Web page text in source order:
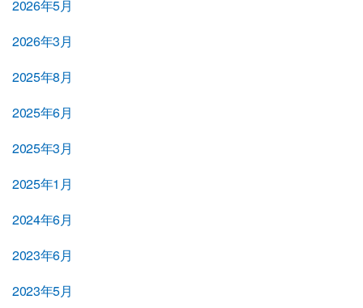
2026年5月
2026年3月
2025年8月
2025年6月
2025年3月
2025年1月
2024年6月
2023年6月
2023年5月